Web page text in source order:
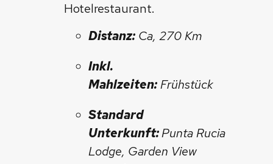
Hotelrestaurant.
Distanz: Ca, 270 Km
Inkl.
Mahlzeiten:Frühstück
Standard
Unterkunft:Punta Rucia
Lodge, Garden View